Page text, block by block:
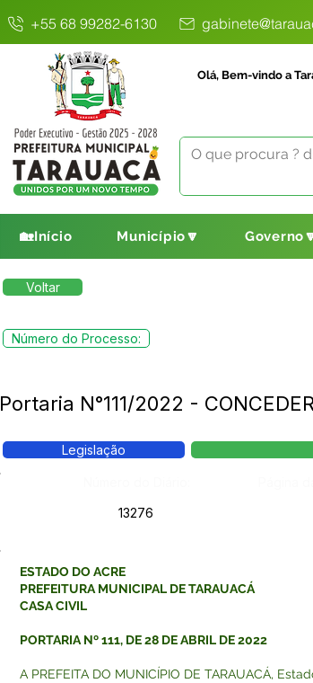
+55 68 99282-6130
Olá, Bem-vindo a
🏡Início Município🔽
Voltar
Número do Processo:
Portaria N°111/2022 -
Legislação
13276
ESTADO DO ACRE
PREFEITURA MUNICIPAL DE TARAUACÁ
CASA CIVIL
PORTARIA Nº 111, DE 28 DE ABRIL DE 2022
A PREFEITA DO MUNICÍPIO DE TARAUACÁ,